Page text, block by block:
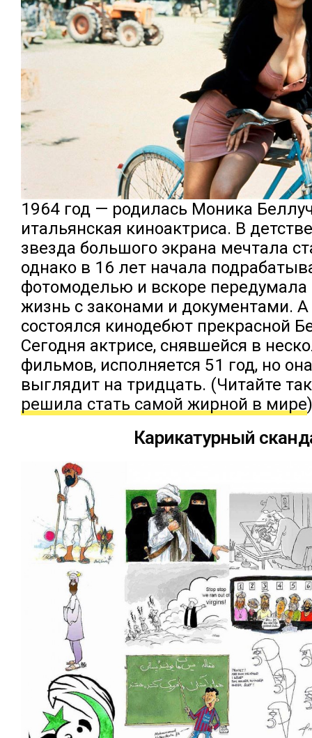
1964 год — родилась Моника
итальянская киноактриса. В
звезда большого экрана мечтала
однако в 16 лет начала
фотомоделью и вскоре передумала
жизнь с законами и документами. А
состоялся кинодебют прекрасной
Сегодня актрисе, снявшейся в
фильмов, исполняется 51 год, но
выглядит на тридцать. (Читайте
решила стать самой жирной в мире)
Карикатурный